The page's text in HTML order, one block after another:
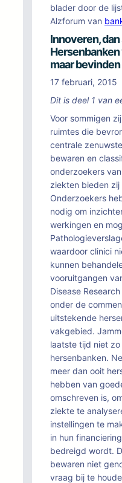
blader door de
Alzforum van
Innoveren,
maar
17 februari, 2015
Dit is deel 1 van
Voor sommigen
ruimtes die
centrale
bewaren en
onderzoekers
ziekten bieden
Onderzoekers
nodig om
werkingen en
waardoor clinici
kunnen
vooruitgangen
Disease
onder de
uitstekende
vakgebied.
laatste tijd niet
hersenbanken.
meer dan ooit
hebben van
omschreven is,
ziekte te
instellingen te
in hun
bedreigd wordt.
bewaren niet
vraag bij te